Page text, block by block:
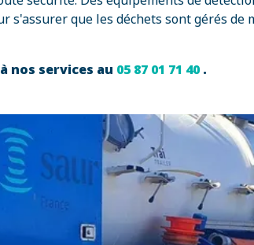
s'assurer que les déchets sont gérés
nos services au 05 87 01 71 40.